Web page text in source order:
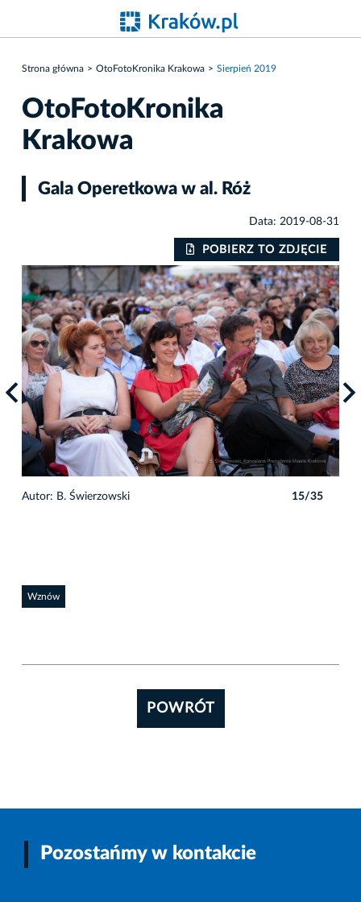
Strona główna OtoFotoKronika Krakowa Sierpień 2019
OtoFotoKronika
Krakowa
Gala Operetkowa w al. Róż
Data: 2019-08-31
POBIERZ TO ZDJĘCIE
Autor: B. Świerzowski 15/35
Wznów
POWRÓT
Pozostańmy w kontakcie